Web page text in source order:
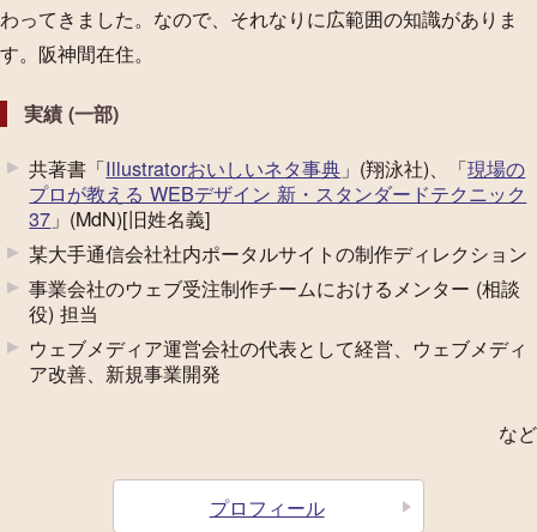
e
r
わってきました。なので、それなりに広範囲の知識がありま
す。阪神間在住。
実績 (一部)
共著書「Illustratorおいしいネタ事典 」(翔泳社)、「現場の
プロが教える WEBデザイン 新・スタンダードテクニック
37 」(MdN)[旧姓名義]
某大手通信会社社内ポータルサイトの制作ディレクション
事業会社のウェブ受注制作チームにおけるメンター (相談
役) 担当
ウェブメディア運営会社の代表として経営、ウェブメディ
ア改善、新規事業開発
など
プロフィール